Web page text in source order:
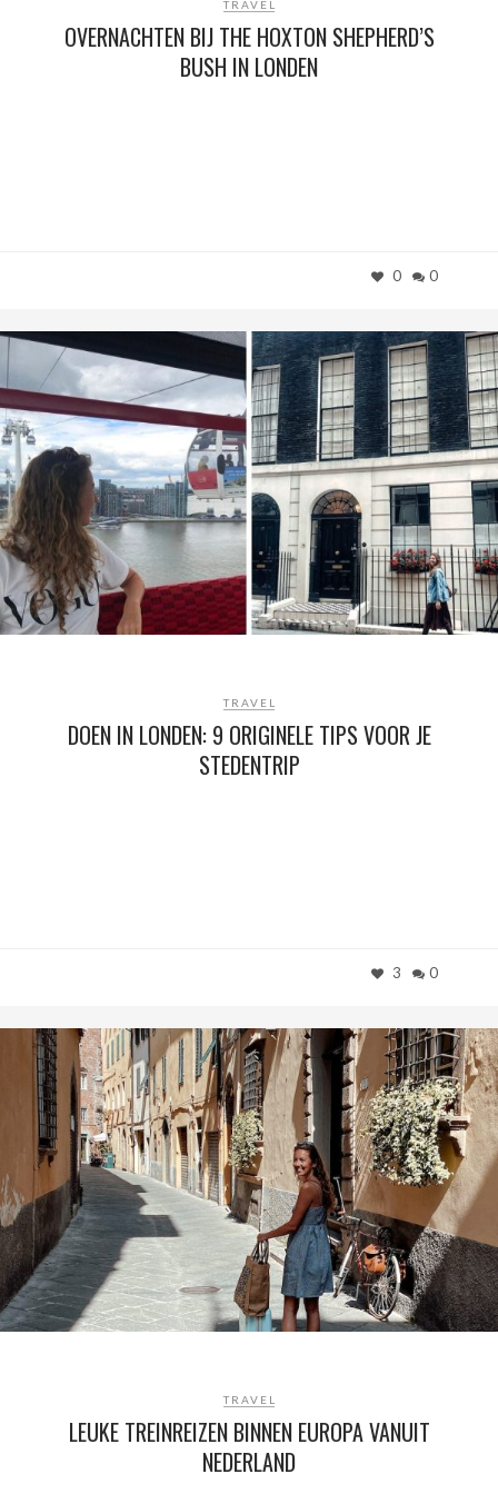
TRAVEL
OVERNACHTEN BIJ THE HOXTON SHEPHERD’S
BUSH IN LONDEN
0 0
TRAVEL
DOEN IN LONDEN: 9 ORIGINELE TIPS VOOR JE
STEDENTRIP
3 0
TRAVEL
LEUKE TREINREIZEN BINNEN EUROPA VANUIT
NEDERLAND